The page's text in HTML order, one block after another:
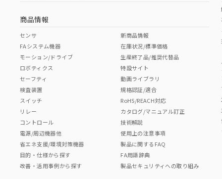
商品情報
センサ
FAシステム機器
モーション/ドライブ
ロボティクス
セーフティ
検査装置
スイッチ
リレー
コントロール
電源/周辺機器他
省エネ支援/環境対策機器
目的・仕様から探す
改善・活用事例から探す
新商品情報
在庫状況/標準価格
生産終了品/推奨代替品
特設サイト
動画ライブラリ
規格認証/適合
RoHS/REACH対応
カタログ/マニュアル訂正
技術解説
使用上の注意事項
製品に関するFAQ
FA用語辞典
製品セキュリティへの取り組み